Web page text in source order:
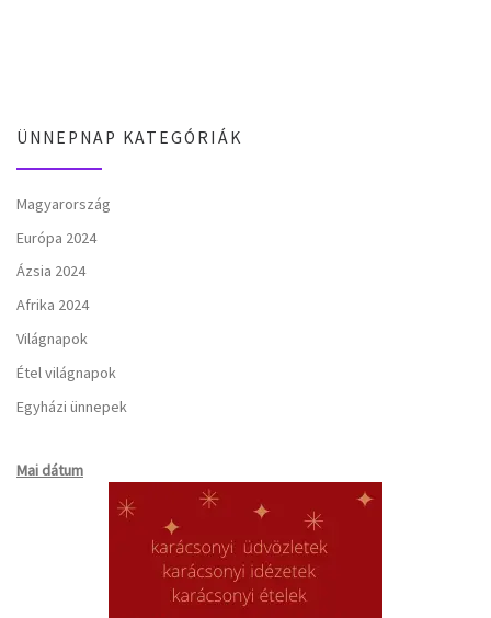
ÜNNEPNAP KATEGÓRIÁK
Magyarország
Európa 2024
Ázsia 2024
Afrika 2024
Világnapok
Étel világnapok
Egyházi ünnepek
Mai dátum